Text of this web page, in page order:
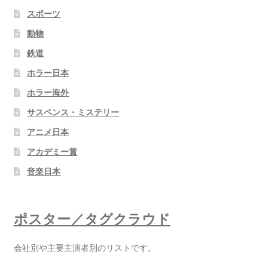
スポーツ
動物
鉄道
ホラー日本
ホラー海外
サスペンス・ミステリー
アニメ日本
アカデミー賞
音楽日本
ポスター／タグクラウド
会社別や主要主演者別のリストです。